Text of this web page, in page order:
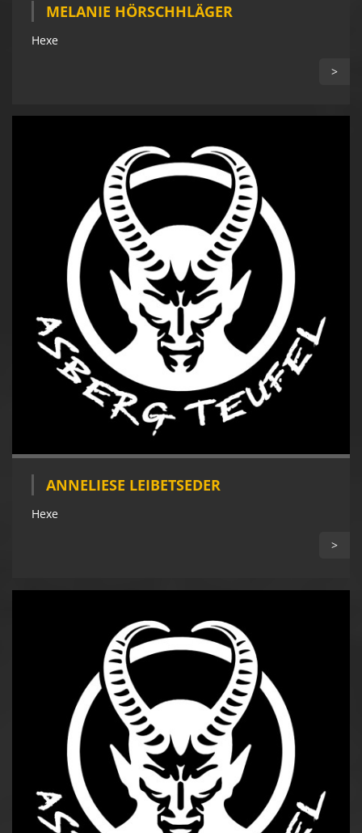
MELANIE HÖRSCHHLÄGER
Hexe
>
ANNELIESE LEIBETSEDER
Hexe
>